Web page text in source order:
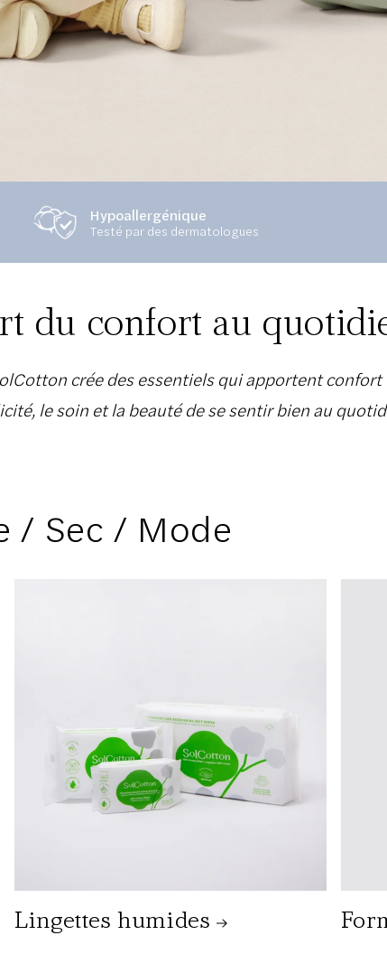
Hypoallergénique
Testé par des dermatologues
du confort au
crée des essentiels qui apportent
le soin et la beauté de se sentir bien au
/ Sec / Mode
Lingettes humides